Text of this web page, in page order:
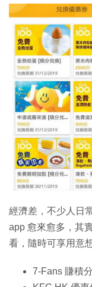
教學評測
EduTech
IT Times
生成式AI與雲端應用
Enterprise Digital
特集
經濟差，不少人日
app 愈來愈多，其
看，隨時可享用意
7-Fans 賺積